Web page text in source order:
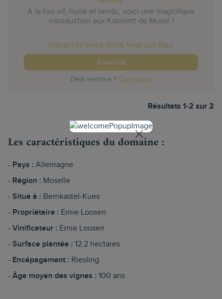
À la fois vif, fruité et tendu, voici une magnifique
introduction aux Kabinett de Mosel !
INSCRIVEZ-VOUS POUR VOIR LES PRIX
S'inscrire
Déjà membre ? Connexion
Résultats 1-2 sur 2
Les caractéristiques du domaine :
Pays : Allemagne
Région : Moselle
Situé à : Bernkastel-Kues
Propriétaire : Ernie Loosen
Vinificateur : Ernie Loosen
Surface plantée : 12,2 hectares
Encépagement : Riesling
Âge moyen des vignes : 100 ans